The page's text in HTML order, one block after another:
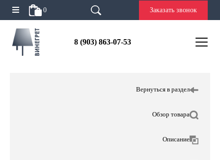
0 Заказать звонок
8 (903) 863-07-53
Вернуться в раздел
Обзор товара
Описание